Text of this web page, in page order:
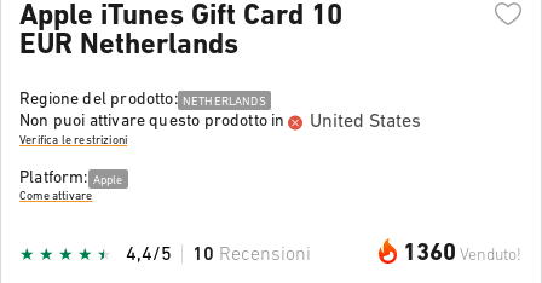
Apple iTunes Gift Card 10
EUR Netherlands
Regione del prodotto: NETHERLANDS
Non puoi attivare questo prodotto in United States
Verifica le restrizioni
Platform: Apple
Come attivare
1360 Venduto!
4,4/5 10 Recensioni